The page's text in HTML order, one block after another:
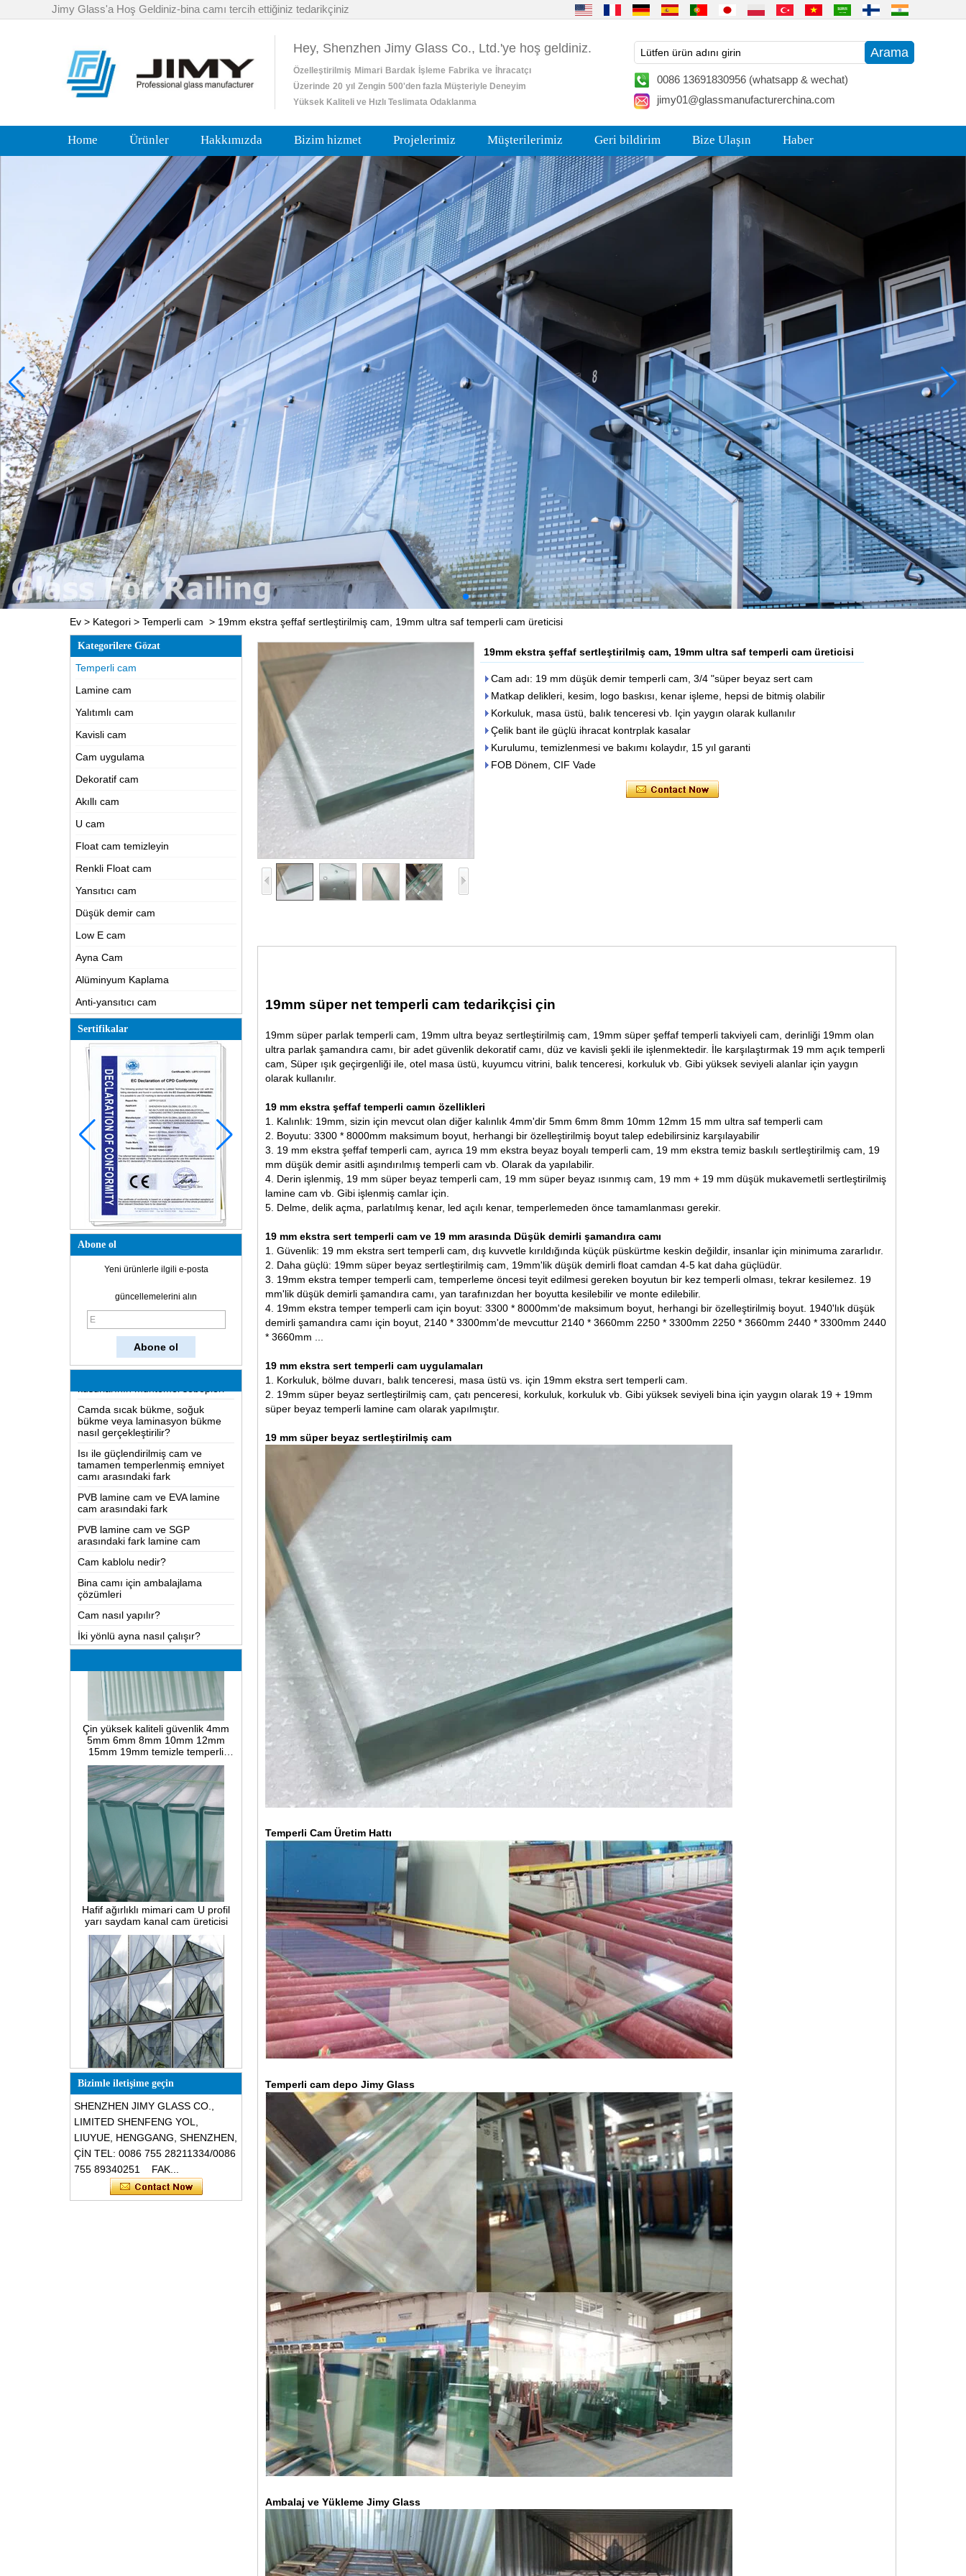
Jimy Glass'a Hoş Geldiniz-bina camı tercih ettiğiniz tedarikçiniz
Hey, Shenzhen Jimy Glass Co., Ltd.'ye hoş geldiniz.
Özelleştirilmiş Mimari Bardak İşleme Fabrika ve
İhracatçı
Üzerinde 20 yıl Zengin 500'den fazla Müşteriyle Deneyim
Yüksek Kaliteli ve Hızlı Teslimata Odaklanma
0086 13691830956 (whatsapp & wechat)
jimy01@glassmanufacturerchina.com
Home Ürünler Hakkımızda Bizim hizmet Projelerimiz Müşterilerimiz Geri bildirim Bize Ulaşın Haber
Ev > Kategori > Temperli cam > 19mm ekstra şeffaf sertleştirilmiş cam, 19mm ultra saf temperli cam üreticisi
Kategorilere Gözat
Temperli cam
Lamine cam
Yalıtımlı cam
Kavisli cam
Cam uygulama
Dekoratif cam
Akıllı cam
U cam
Float cam temizleyin
Renkli Float cam
Yansıtıcı cam
Düşük demir cam
Low E cam
Ayna Cam
Alüminyum Kaplama
Anti-yansıtıcı cam
Sertifikalar
Abone ol
Yeni ürünlerle ilgili e-posta
güncellemelerini alın
İki yönlü ayna nasıl çalışır?
En kapsamlı bilgi LOW-E cam
Lamine camlarda ve çözelti
kusurlarının muhtemel sebepleri
bükme veya laminasyon bükme
nasıl gerçekleştirilir?
Isı ile güçlendirilmiş cam ve
tamamen temperlenmiş emniyet
camı arasındaki fark
PVB lamine cam ve EVA lamine
cam arasındaki fark
PVB lamine cam ve SGP
arasındaki fark lamine cam
Cam kablolu nedir?
Bina camı için ambalajlama
çözümleri
Cam nasıl yapılır?
İki yönlü ayna nasıl çalışır?
En kapsamlı bilgi LOW-E cam
Lamine camlarda ve çözelti
Camda sıcak bükme, soğuk
bükme veya laminasyon bükme
nasıl gerçekleştirilir?
Isı ile güçlendirilmiş cam ve
tamamen temperlenmiş emniyet
camı arasındaki fark
PVB lamine cam ve EVA lamine
cam arasındaki fark
PVB lamine cam ve SGP
arasındaki fark lamine cam
Cam kablolu nedir?
Bina camı için ambalajlama
çözümleri
Çin yüksek kaliteli güvenlik 4mm
5mm 6mm 8mm 10mm 12mm
15mm 19mm temizle temperli
kamış yivli la-dalga nervürlü cam
üreticileri
Hafif ağırlıklı mimari cam U profil
yarı saydam kanal cam üreticisi
Özel tasarım üçgen şekli yapısal
ses geçirmez paramparça
dayanıklı cam cepheler
Bizimle iletişime geçin
SHENZHEN JIMY GLASS CO.,
LIMITED SHENFENG YOL,
LIUYUE, HENGGANG, SHENZHEN,
ÇİN TEL: 0086 755 28211334/0086
755 89340251 FAK...
19mm ekstra şeffaf sertleştirilmiş cam, 19mm ultra saf temperli cam üreticisi
Cam adı: 19 mm düşük demir temperli cam, 3/4 "süper beyaz sert cam
Matkap delikleri, kesim, logo baskısı, kenar işleme, hepsi de bitmiş olabilir
Korkuluk, masa üstü, balık tenceresi vb. Için yaygın olarak kullanılır
Çelik bant ile güçlü ihracat kontrplak kasalar
Kurulumu, temizlenmesi ve bakımı kolaydır, 15 yıl garanti
FOB Dönem, CIF Vade
19mm süper net temperli cam tedarikçisi çin
19mm süper parlak temperli cam, 19mm ultra beyaz sertleştirilmiş cam, 19mm süper şeffaf temperli takviyeli cam, derinliği 19mm olan
ultra parlak şamandıra camı, bir adet güvenlik dekoratif camı, düz ve kavisli şekli ile işlenmektedir. İle karşılaştırmak 19 mm açık temperli
cam , Süper ışık geçirgenliği ile, otel masa üstü, kuyumcu vitrini, balık tenceresi, korkuluk vb. Gibi yüksek seviyeli alanlar için yaygın
olarak kullanılır.
19 mm ekstra şeffaf temperli camın özellikleri
1. Kalınlık: 19mm, sizin için mevcut olan diğer kalınlık 4mm'dir 5mm 6mm 8mm 10mm 12mm 15 mm ultra saf temperli cam
2. Boyutu: 3300 * 8000mm maksimum boyut, herhangi bir özelleştirilmiş boyut talep edebilirsiniz karşılayabilir
3. 19 mm ekstra şeffaf temperli cam, ayrıca 19 mm ekstra beyaz boyalı temperli cam, 19 mm ekstra temiz baskılı sertleştirilmiş cam, 19
mm düşük demir asitli aşındırılmış temperli cam vb. Olarak da yapılabilir.
4. Derin işlenmiş, 19 mm süper beyaz temperli cam, 19 mm süper beyaz ısınmış cam, 19 mm + 19 mm düşük mukavemetli sertleştirilmiş
lamine cam vb. Gibi işlenmiş camlar için.
5. Delme, delik açma, parlatılmış kenar, led açılı kenar, temperlemeden önce tamamlanması gerekir.
19 mm ekstra sert temperli cam ve 19 mm arasında Düşük demirli şamandıra camı
1. Güvenlik: 19 mm ekstra sert temperli cam, dış kuvvetle kırıldığında küçük püskürtme keskin değildir, insanlar için minimuma zararlıdır.
2. Daha güçlü: 19mm süper beyaz sertleştirilmiş cam, 19mm'lik düşük demirli float camdan 4-5 kat daha güçlüdür.
3. 19mm ekstra temper temperli cam, temperleme öncesi teyit edilmesi gereken boyutun bir kez temperli olması, tekrar kesilemez. 19
mm'lik düşük demirli şamandıra camı, yan tarafınızdan her boyutta kesilebilir ve monte edilebilir.
4. 19mm ekstra temper temperli cam için boyut: 3300 * 8000mm'de maksimum boyut, herhangi bir özelleştirilmiş boyut. 1940'lık düşük
demirli şamandıra camı için boyut, 2140 * 3300mm'de mevcuttur 2140 * 3660mm 2250 * 3300mm 2250 * 3660mm 2440 * 3300mm 2440
* 3660mm ...
19 mm ekstra sert temperli cam uygulamaları
1. Korkuluk, bölme duvarı, balık tenceresi, masa üstü vs. için 19mm ekstra sert temperli cam.
2. 19mm süper beyaz sertleştirilmiş cam, çatı penceresi, korkuluk, korkuluk vb. Gibi yüksek seviyeli bina için yaygın olarak 19 + 19mm
süper beyaz temperli lamine cam olarak yapılmıştır.
19 mm süper beyaz sertleştirilmiş cam
Temperli Cam Üretim Hattı
Temperli cam depo Jimy Glass
Ambalaj ve Yükleme Jimy Glass